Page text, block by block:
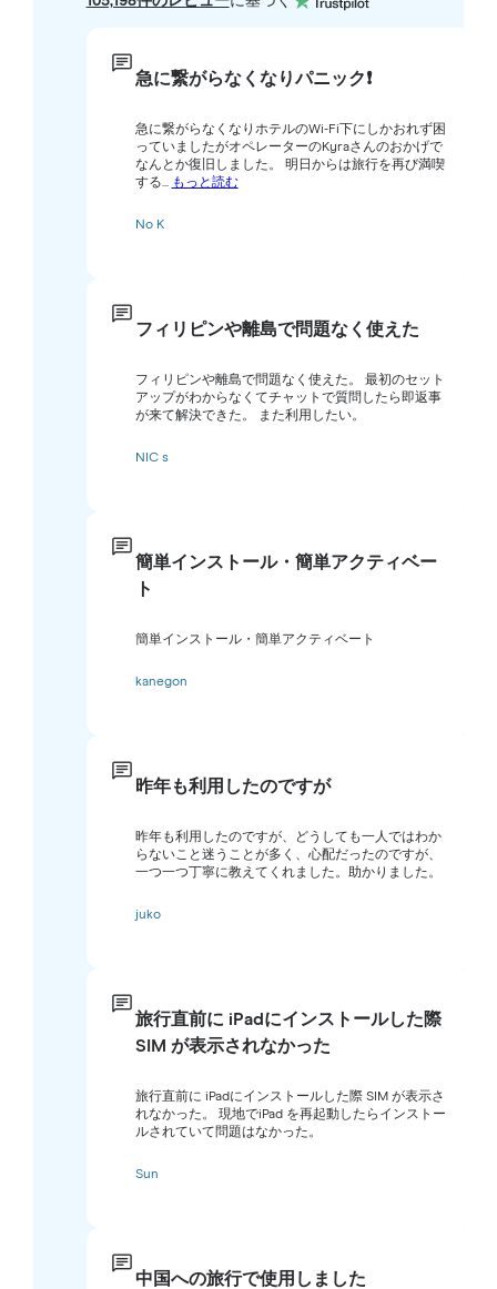
急に繋がらなくなりパニック❗️
急に繋がらなくなりホテルのWi-Fi下にしかおれず困
っていましたがオペレーターのKyraさんのおかげで
なんとか復旧しました。 明日からは旅行を再び満喫
する... もっと読む
No K
フィリピンや離島で問題なく使えた
フィリピンや離島で問題なく使えた。 最初のセット
アップがわからなくてチャットで質問したら即返事
が来て解決できた。 また利用したい。
NIC s
簡単インストール・簡単アクティベー
ト
簡単インストール・簡単アクティベート
kanegon
昨年も利用したのですが
昨年も利用したのですが、どうしても一人ではわか
らないこと迷うことが多く、心配だったのですが、
一つ一つ丁寧に教えてくれました。助かりました。
juko
旅行直前に iPadにインストールした際
SIM が表示されなかった
旅行直前に iPadにインストールした際 SIM が表示さ
れなかった。 現地でiPad を再起動したらインストー
ルされていて問題はなかった。
Sun
中国への旅行で使用しました